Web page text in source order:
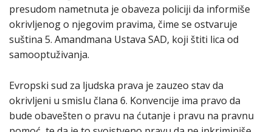
presudom nametnuta je obaveza policiji da informiše
okrivljenog o njegovim pravima, čime se ostvaruje
suština 5. Amandmana Ustava SAD, koji štiti lica od
samooptuživanja.
Evropski sud za ljudska prava je zauzeo stav da
okrivljeni u smislu člana 6. Konvencije ima pravo da
bude obavešten o pravu na ćutanje i pravu na pravnu